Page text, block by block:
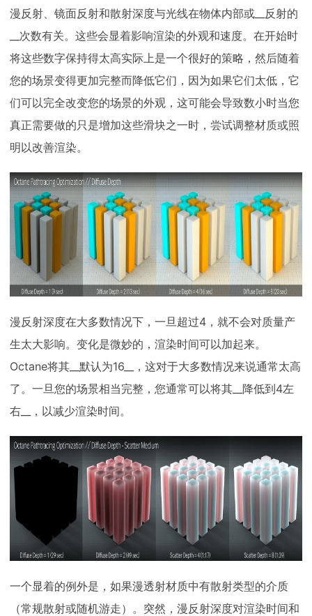
漫反射、镜面反射和散射深度与光线在物体内部或__反射的
__次数有关。这些会显着影响渲染的外观和速度。在开始时
将这些数字保持得太高实际上是一个很好的策略，然后随着
您的场景变得更加完整而降低它们，因为如果它们太低，它
们可以完全改变您的场景的外观，这可能会导致数小时当您
真正需要做的只是增加这些滑块之一时，尝试调整材质或照
明以改善渲染。
漫反射深度在大多数情况下，一旦超过4，就不会对质量产
生太大影响。变化是微妙的，渲染时间可以加起来。
Octane将其__默认为16__，这对于大多数情况来说通常太高
了。一旦您的场景相当完整，您通常可以将其__降低到4左
右__，以减少渲染时间。
一个显着的例外是，如果漫透射材质中有散射类型的介质
（常规散射或随机游走）。突然，漫反射深度对渲染时间和